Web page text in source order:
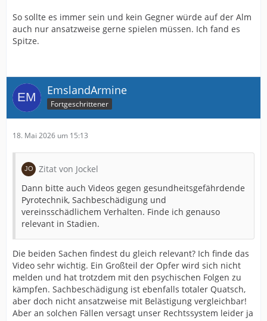
So sollte es immer sein und kein Gegner würde auf der Alm
auch nur ansatzweise gerne spielen müssen. Ich fand es
Spitze.
EmslandArmine
Fortgeschrittener
18. Mai 2026 um 15:13
Zitat von Jockel
Dann bitte auch Videos gegen gesundheitsgefährdende
Pyrotechnik, Sachbeschädigung und
vereinsschädlichem Verhalten. Finde ich genauso
relevant in Stadien.
Die beiden Sachen findest du gleich relevant? Ich finde das
Video sehr wichtig. Ein Großteil der Opfer wird sich nicht
melden und hat trotzdem mit den psychischen Folgen zu
kämpfen. Sachbeschädigung ist ebenfalls totaler Quatsch,
aber doch nicht ansatzweise mit Belästigung vergleichbar!
Aber an solchen Fällen versagt unser Rechtssystem leider ja